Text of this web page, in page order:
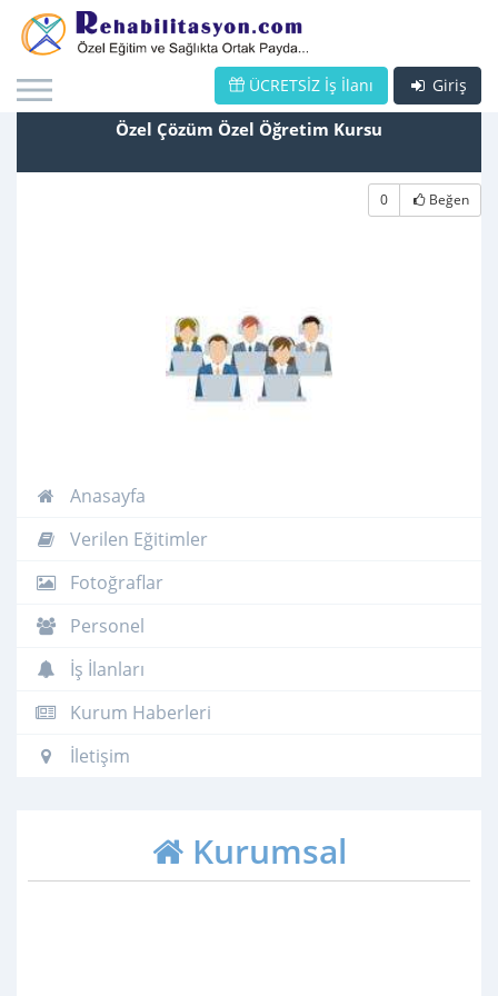
Giriş
ÜCRETSİZ İş İlanı
Özel Çözüm Özel Öğretim Kursu
0 Beğen
Anasayfa
Verilen Eğitimler
Fotoğraflar
Personel
İş İlanları
Kurum Haberleri
İletişim
Kurumsal